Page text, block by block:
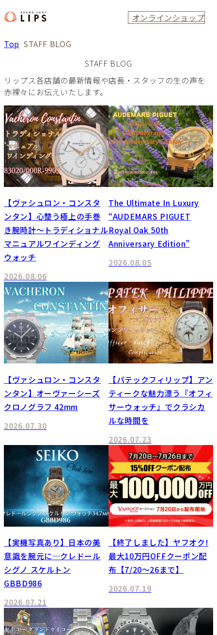
オンラインショップ
Top STAFF BLOG
STAFF BLOG
リップス各店舗の最新情報や店長・スタッフの生の声を
赤裸々にお伝えいたします。
【ヴァシュロン・コンスタ
ンタン】心整う極上の手巻
き腕時計～トラディショナル
マニュアルワインディング
ウォッチ
2026.08.06
The Ultimate In Luxury
“AUDEMARS PIGUET
Royal Oak 50th
Anniversary Edition”
2026.08.05
【ヴァシュロン・コンスタ
ンタン】オーヴァーシーズ
クロノグラフ 42mm
2026.07.30
【パテックフィリップ】アン
ティークな魅力漂う『オフィ
サーウォッチ』でクラシカ
ルな時間を
2026.07.23
【実機写真あり】日本の美
意識を腕元に─クレドール
シグノ スケルトン
GBBD986
2026.07.21
【終了しました】ヤフオク!
最大10万円OFFクーポン配
布【7/20～26まで】
2026.07.19